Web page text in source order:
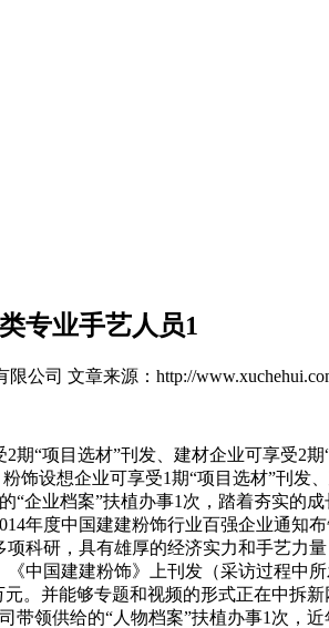
专业手艺人员1
限公司 文章来源：http://
“项目选材”刊发、建材企业可享受2
饰设想企业可享受1期“项目选材”刊发
“企业档案”扶植办事1次，踏着夯实的
年度中国建建粉饰行业百强企业通知
科研，具有雄厚的经济实力和手艺力
中国建建粉饰》上刊发（采访过程中
。并能够专题和视频的形式正在中拆
带领供给的“人物档案”扶植办事1次，